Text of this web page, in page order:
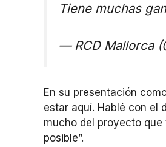
Tiene muchas
— RCD Mallorca
En su presentación
estar aquí. Hablé con el
mucho del proyecto que
posible”.